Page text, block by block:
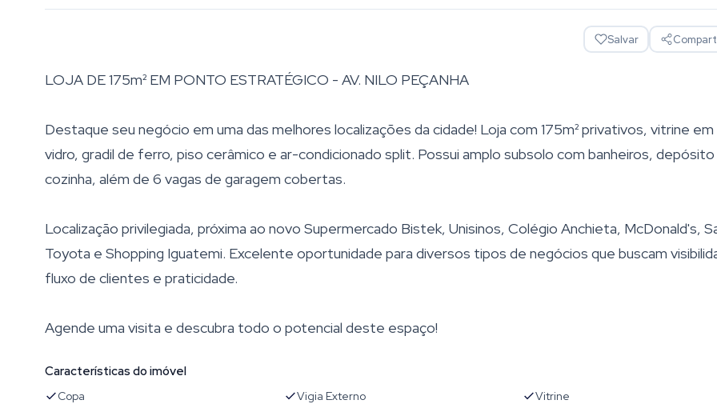
Salvar
LOJA DE 175m² EM PONTO ESTRATÉGICO - AV. NILO PEÇANHA
Destaque seu negócio em uma das melhores localizações da cidade! Loja com 175m² privativos, vitrine em
vidro, gradil de ferro, piso cerâmico e ar-condicionado split. Possui amplo subsolo com banheiros,
cozinha, além de 6 vagas de garagem cobertas.
Localização privilegiada, próxima ao novo Supermercado Bistek, Unisinos, Colégio Anchieta, McDonald's,
Toyota e Shopping Iguatemi. Excelente oportunidade para diversos tipos de negócios que buscam
fluxo de clientes e praticidade.
Agende uma visita e descubra todo o potencial deste espaço!
Características do imóvel
Copa Vigia Externo Vitrine